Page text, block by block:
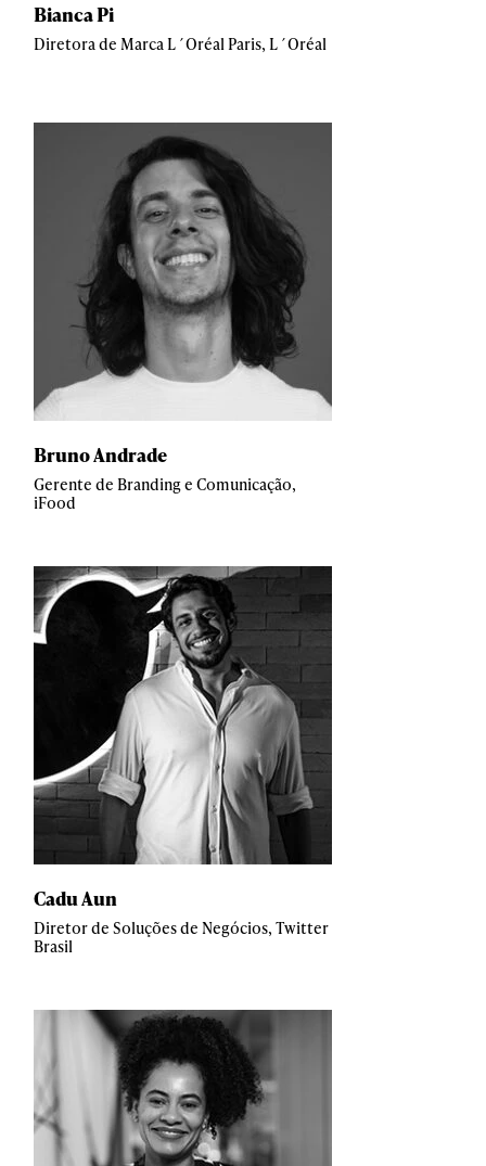
Bianca Pi
Diretora de Marca L´Oréal Paris, L´Oréal
Bruno Andrade
Gerente de Branding e Comunicação,
iFood
Cadu Aun
Diretor de Soluções de Negócios, Twitter
Brasil